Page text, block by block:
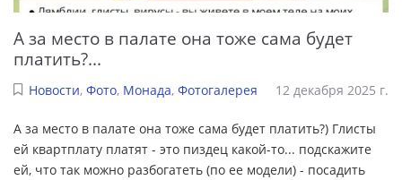
А за место в палате она тоже сама будет
платить?...
Новости, Фото, Монада, Фотогалерея 12 декабря 2025 г.
А за место в палате она тоже сама будет платить?) Глисты
ей квартплату платят - это пиздец какой-то... подскажите
ей, что так можно разбогатеть (по ее модели) - посадить